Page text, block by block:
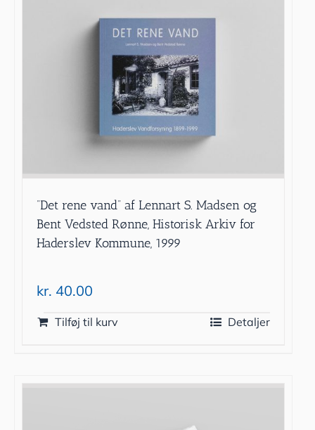
”Det rene vand” af Lennart S. Madsen og
Bent Vedsted Rønne, Historisk Arkiv for
Haderslev Kommune, 1999
kr. 40.00
Tilføj til kurv Detaljer